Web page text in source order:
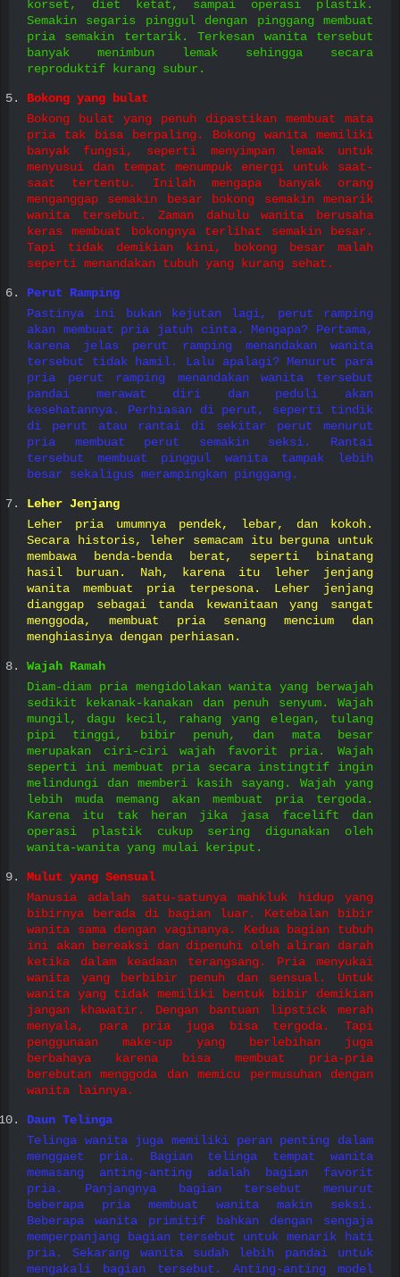
korset, diet ketat, sampai operasi plastik.
Semakin segaris pinggul dengan pinggang membuat
pria semakin tertarik. Terkesan wanita tersebut
banyak menimbun lemak sehingga secara
reproduktif kurang subur.
Bokong yang bulat
Bokong bulat yang penuh dipastikan membuat mata
pria tak bisa berpaling. Bokong wanita memiliki
banyak fungsi, seperti menyimpan lemak untuk
menyusui dan tempat menumpuk energi untuk saat-
saat tertentu. Inilah mengapa banyak orang
menganggap semakin besar bokong semakin menarik
wanita tersebut. Zaman dahulu wanita berusaha
keras membuat bokongnya terlihat semakin besar.
Tapi tidak demikian kini, bokong besar malah
seperti menandakan tubuh yang kurang sehat.
Perut Ramping
Pastinya ini bukan kejutan lagi, perut ramping
akan membuat pria jatuh cinta. Mengapa? Pertama,
karena jelas perut ramping menandakan wanita
tersebut tidak hamil. Lalu apalagi? Menurut para
pria perut ramping menandakan wanita tersebut
pandai merawat diri dan peduli akan
kesehatannya. Perhiasan di perut, seperti tindik
di perut atau rantai di sekitar perut menurut
pria membuat perut semakin seksi. Rantai
tersebut membuat pinggul wanita tampak lebih
besar sekaligus merampingkan pinggang.
Leher Jenjang
Leher pria umumnya pendek, lebar, dan kokoh.
Secara historis, leher semacam itu berguna untuk
membawa benda-benda berat, seperti binatang
hasil buruan. Nah, karena itu leher jenjang
wanita membuat pria terpesona. Leher jenjang
dianggap sebagai tanda kewanitaan yang sangat
menggoda, membuat pria senang mencium dan
menghiasinya dengan perhiasan.
Wajah Ramah
Diam-diam pria mengidolakan wanita yang berwajah
sedikit kekanak-kanakan dan penuh senyum. Wajah
mungil, dagu kecil, rahang yang elegan, tulang
pipi tinggi, bibir penuh, dan mata besar
merupakan ciri-ciri wajah favorit pria. Wajah
seperti ini membuat pria secara instingtif ingin
melindungi dan memberi kasih sayang. Wajah yang
lebih muda memang akan membuat pria tergoda.
Karena itu tak heran jika jasa facelift dan
operasi plastik cukup sering digunakan oleh
wanita-wanita yang mulai keriput.
Mulut yang Sensual
Manusia adalah satu-satunya mahkluk hidup yang
bibirnya berada di bagian luar. Ketebalan bibir
wanita sama dengan vaginanya. Kedua bagian tubuh
ini akan bereaksi dan dipenuhi oleh aliran darah
ketika dalam keadaan terangsang. Pria menyukai
wanita yang berbibir penuh dan sensual. Untuk
wanita yang tidak memiliki bentuk bibir demikian
jangan khawatir. Dengan bantuan lipstick merah
menyala, para pria juga bisa tergoda. Tapi
penggunaan make-up yang berlebihan juga
berbahaya karena bisa membuat pria-pria
berebutan menggoda dan memicu permusuhan dengan
wanita lainnya.
Daun Telinga
Telinga wanita juga memiliki peran penting dalam
menggaet pria. Bagian telinga tempat wanita
memasang anting-anting adalah bagian favorit
pria. Panjangnya bagian tersebut menurut
beberapa pria membuat wanita makin seksi.
Beberapa wanita primitif bahkan dengan sengaja
memperpanjang bagian tersebut untuk menarik hati
pria. Sekarang wanita sudah lebih pandai untuk
mengakali bagian tersebut. Anting-anting model